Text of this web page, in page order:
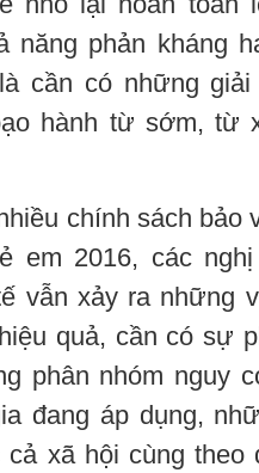
năng phản kháng
cần có những
hành từ sớm, từ
chính sách bảo
em 2016, các
vẫn xảy ra những
quả, cần có sự
phân nhóm nguy
đang áp dụng,
xã hội cùng theo